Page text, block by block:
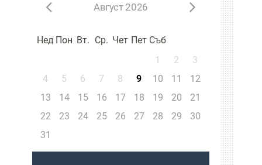
Август 2026
Нед Пон Вт. Ср. Чет Пет Съб
1
2
3
4
5 6 7 8 9 10 11
12
13
14 15 16 17 18 19 20
21
22
23 24 25 26 27 28 29
30
31